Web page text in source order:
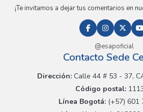
¡Te invitamos a dejar tus comentarios en
@esapoficial
Contacto Sede
Dirección:Calle 44 # 53 - 37,
Código postal:
Línea Bogotá:(+57) 601